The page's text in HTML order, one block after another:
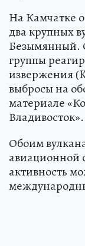
На Камчатке
два крупных
Безымянный.
группы
извержения
выбросы на
материале
Владивосток».
Обоим
авиационной
активность